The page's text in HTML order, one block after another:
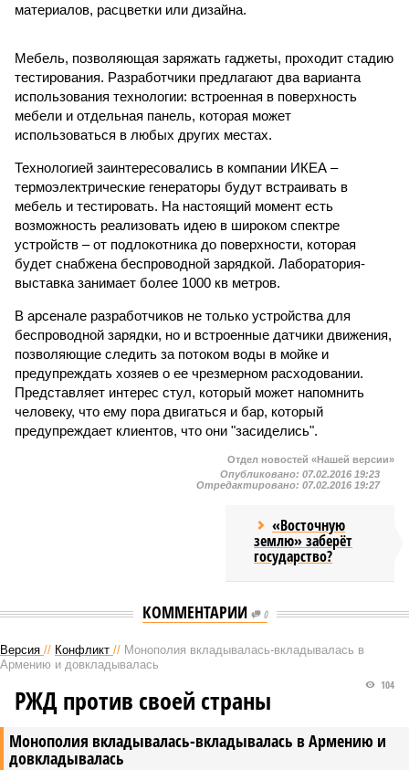
материалов, расцветки или дизайна.
Мебель, позволяющая заряжать гаджеты, проходит стадию
тестирования. Разработчики предлагают два варианта
использования технологии: встроенная в поверхность
мебели и отдельная панель, которая может
использоваться в любых других местах.
Технологией заинтересовались в компании ИКЕА –
термоэлектрические генераторы будут встраивать в
мебель и тестировать. На настоящий момент есть
возможность реализовать идею в широком спектре
устройств – от подлокотника до поверхности, которая
будет снабжена беспроводной зарядкой. Лаборатория-
выставка занимает более 1000 кв метров.
В арсенале разработчиков не только устройства для
беспроводной зарядки, но и встроенные датчики движения,
позволяющие следить за потоком воды в мойке и
предупреждать хозяев о ее чрезмерном расходовании.
Представляет интерес стул, который может напомнить
человеку, что ему пора двигаться и бар, который
предупреждает клиентов, что они "засиделись".
Отдел новостей «Нашей версии»
Опубликовано: 07.02.2016 19:23
Отредактировано: 07.02.2016 19:27
«Восточную
землю» заберёт
государство?
КОММЕНТАРИИ 0
Версия // Конфликт // Монополия вкладывалась-вкладывалась в
Армению и довкладывалась
Монополия вкладывалась-вкладывалась в Армению и
довкладывалась
104
РЖД против своей страны